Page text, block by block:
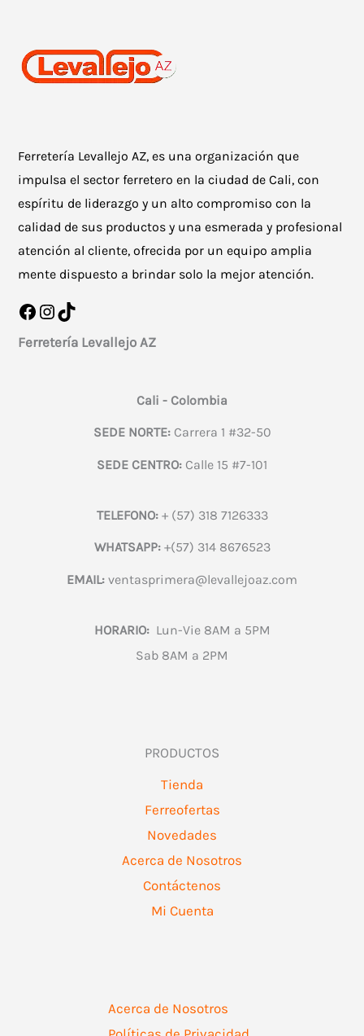
Ferretería Levallejo AZ, es una organización que
impulsa el sector ferretero en la ciudad de Cali, con
espíritu de liderazgo y un alto compromiso con la
calidad de sus productos y una esmerada y profesional
atención al cliente, ofrecida por un equipo amplia
mente dispuesto a brindar solo la mejor atención.
Facebook
Instagram
TikTok
Ferretería Levallejo AZ
Cali - Colombia
SEDE NORTE:Carrera 1 #32-50
SEDE CENTRO: Calle 15 #7-101
TELEFONO:+ (57) 318 7126333
WHATSAPP:+(57) 314 8676523
EMAIL: ventasprimera@levallejoaz.com
HORARIO:Lun-Vie 8AM a 5PM
Sab 8AM a 2PM
PRODUCTOS
Tienda
Ferreofertas
Novedades
Acerca de Nosotros
Contáctenos
Mi Cuenta
Acerca de Nosotros